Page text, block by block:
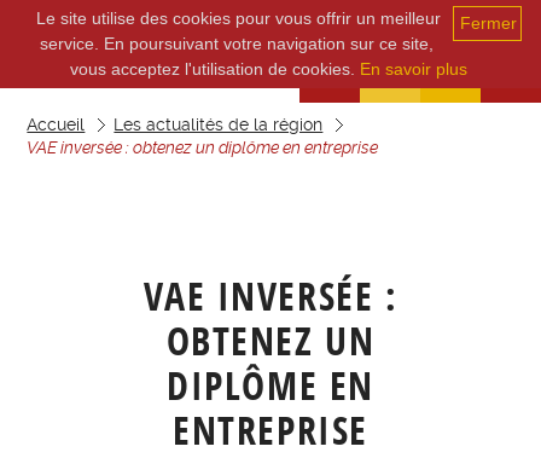
Accueil
Les actualités de la région
VAE inversée : obtenez un diplôme en entreprise
VAE INVERSÉE :
OBTENEZ UN
DIPLÔME EN
ENTREPRISE
Fermer
Le site utilise des cookies pour vous offrir un meilleur
service. En poursuivant votre navigation sur ce site,
vous acceptez l'utilisation de cookies. En savoir plus